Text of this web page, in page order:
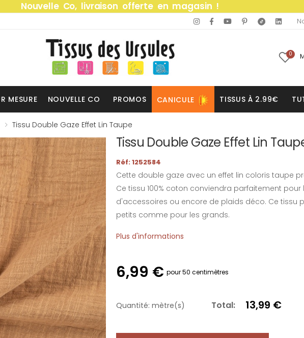
Nouvelle Co, livraison offerte en magasin !
0
MESURE NOUVELLE CO PROMOS CANICULE TISSUS À 2.99€
Tissu Double Gaze Effet Lin Taupe
Tissu Double Gaze Effet Lin
Réf: 1252584
Cette double gaze avec un effet lin coloris taupe
Ce tissu 100% coton conviendra parfaitement
d'accessoires ou encore de plaids déco. Ce tissu
petits comme pour les grands.
Plus d'informations
6,99 € pour 50 centimètres
Quantité: mètre(s) Total: 13,99 €